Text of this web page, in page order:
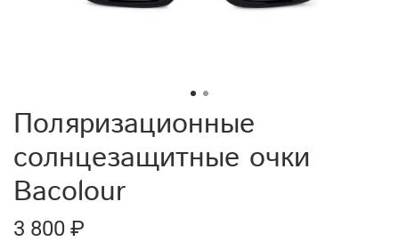
Поляризационные
солнцезащитные очки
Bacolour
3 800 ₽